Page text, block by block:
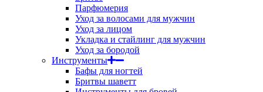
Парфюмерия
Уход за волосами для мужчин
Уход за лицом
Укладка и стайлинг для мужчин
Уход за бородой
Инструменты
Бафы для ногтей
Бритвы шаветт